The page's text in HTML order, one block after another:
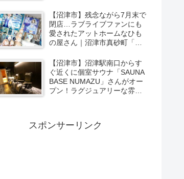
と足お先に実食レポ【PR】
【沼津市】残念ながら7月末で
閉店…ラブライブファンにも
愛されたアットホームなひも
の屋さん｜沼津市真砂町「渡
【沼津市】沼津駅南口からす
ぐ近くに個室サウナ「SAUNA
BASE NUMAZU」さんがオー
プン！ラグジュアリーな雰囲
スポンサーリンク